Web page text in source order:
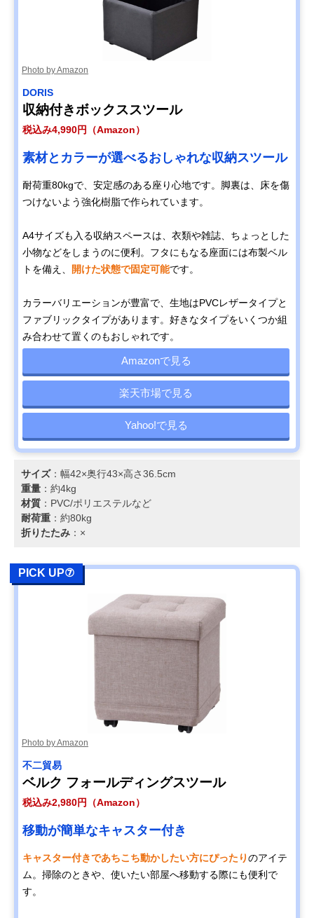
Photo by Amazon
DORIS
収納付きボックススツール
税込み4,990円（Amazon）
素材とカラーが選べるおしゃれな収納スツール
耐荷重80kgで、安定感のある座り心地です。脚裏は、床を傷
つけないよう強化樹脂で作られています。
A4サイズも入る収納スペースは、衣類や雑誌、ちょっとした
小物などをしまうのに便利。フタにもなる座面には布製ベル
トを備え、
開けた状態で固定可能です。
カラーバリエーションが豊富で、生地はPVCレザータイプと
ファブリックタイプがあります。好きなタイプをいくつか組
み合わせて置くのもおしゃれです。
Amazonで見る
楽天市場で見る
Yahoo!で見る
サイズ：幅42×奥行43×高さ36.5cm
重量 ：約4kg
材質 ：PVC/ポリエステルなど
耐荷重 ：約80kg
折りたたみ ：×
PICK UP⑦
Photo by Amazon
不二貿易
ベルク フォールディングスツール
税込み2,980円（Amazon）
移動が簡単なキャスター付き
キャスター付きであちこち動かしたい方にぴったりのアイテ
ム。掃除のときや、使いたい部屋へ移動する際にも便利で
す。